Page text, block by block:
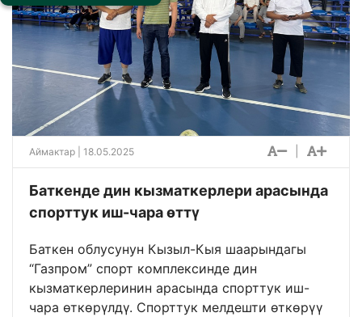
Аймактар | 18.05.2025
Баткенде дин кызматкерлери арасында
спорттук иш-чара өттү
Баткен облусунун Кызыл-Кыя шаарындагы
“Газпром” спорт комплексинде дин
кызматкерлеринин арасында спорттук иш-
чара өткөрүлдү. Спорттук мелдешти өткөрүү